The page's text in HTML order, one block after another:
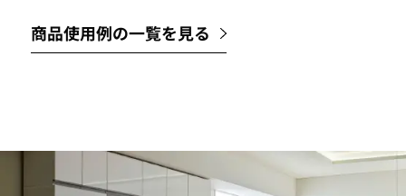
商品使用例の一覧を見る